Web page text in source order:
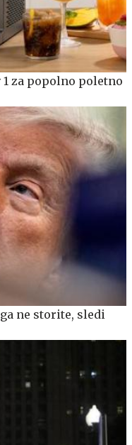
za popolno poletno
ne storite, sledi